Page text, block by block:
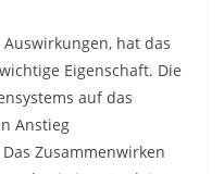
hat das
Eigenschaft. Die
auf das
Anstieg
Zusammenwirken